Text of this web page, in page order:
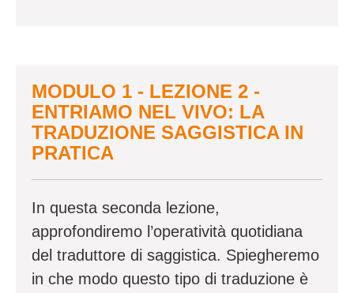
MODULO 1 - LEZIONE 2 -
ENTRIAMO NEL VIVO: LA
TRADUZIONE SAGGISTICA IN
PRATICA
In questa seconda lezione,
approfondiremo l’operatività quotidiana
del traduttore di saggistica. Spiegheremo
in che modo questo tipo di traduzione è